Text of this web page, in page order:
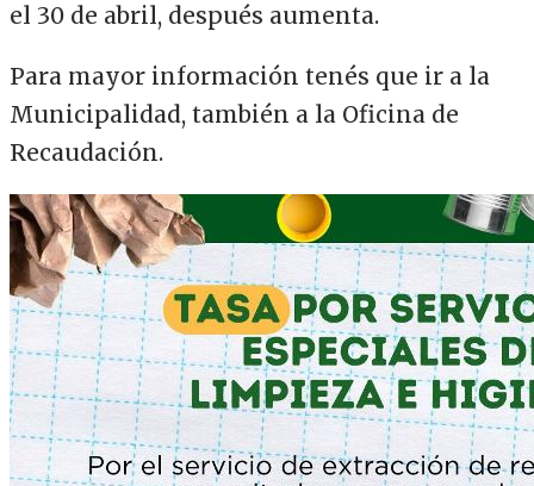
el 30 de abril, después aumenta.
Para mayor información tenés que ir a la
Municipalidad, también a la Oficina de
Recaudación.